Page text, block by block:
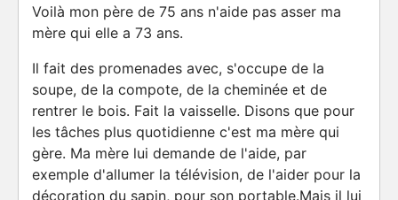
Voilà mon père de 75 ans n'aide pas asser ma
mère qui elle a 73 ans.
Il fait des promenades avec, s'occupe de la
soupe, de la compote, de la cheminée et de
rentrer le bois. Fait la vaisselle. Disons que pour
les tâches plus quotidienne c'est ma mère qui
gère. Ma mère lui demande de l'aide, par
exemple d'allumer la télévision, de l'aider pour la
décoration du sapin, pour son portable.Mais il lui